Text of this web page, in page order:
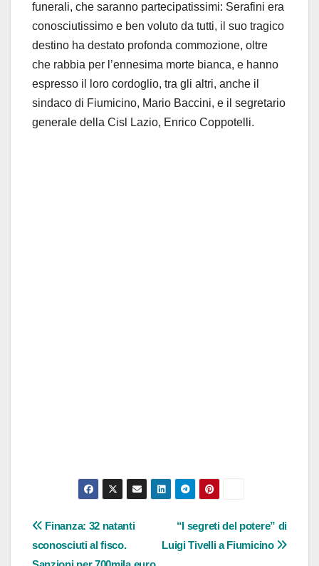
funerali, che saranno partecipatissimi: Serafini era
conosciutissimo e ben voluto da tutti, il suo tragico
destino ha destato profonda commozione, oltre
che rabbia per l ’ennesima morte bianca, e hanno
espresso il loro cordoglio, tra gli al tri, anche il
sindaco di Fiumicino, Mario Baccini, e il segretario
generale della Cisl Lazio, Enrico Coppotelli.
Navigazione
articoli
“I segreti del potere” di
Luigi Tivelli a Fiumicino
Finanza: 32 natanti
sconosciuti al fisco.